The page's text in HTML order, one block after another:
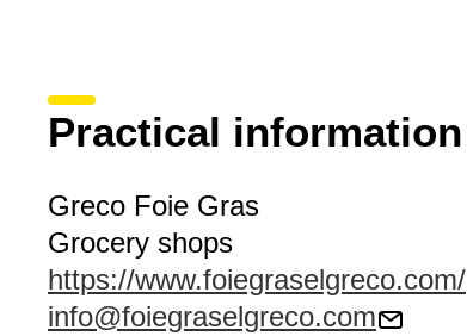
Practical information
Greco Foie Gras
Grocery shops
https://www.foiegraselgreco.com/
info@foiegraselgreco.com